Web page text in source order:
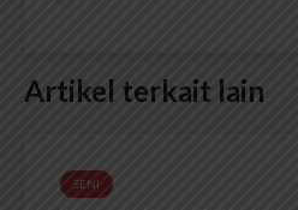
Artikel terkait lain
SENI